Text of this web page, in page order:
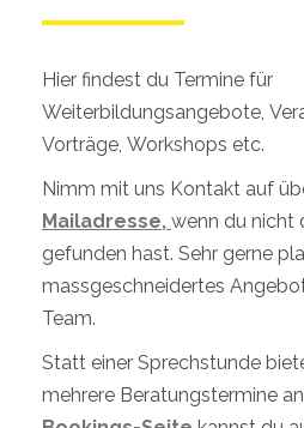
Hier findest du Termine für
Weiterbildungsangebote,
Vorträge, Workshops etc.
Nimm mit uns Kontakt auf
Mailadresse, wenn du nicht
gefunden hast. Sehr gerne
massgeschneidertes
Team.
Statt einer Sprechstunde
mehrere Beratungstermine